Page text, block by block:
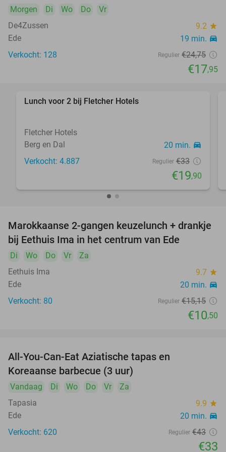
Morgen Di Wo Do
Vr
De4Zussen
9.2 star
Ede 19 min. directions_car
Verkocht: 128 Regulier €24,75
€17,95
Lunch voor 2 bij Fletcher Hotels
Fletcher Hotels
Berg en Dal
20 min. directions_car
Verkocht: 4.887 Regulier €33
€19,90
31%
Marokkaanse 2-gangen keuzelunch + drankje
bij Eethuis Ima in het centrum van Ede
Di Wo Do Vr
Za
Eethuis Ima
9.7 star
Ede 20 min. directions_car
Verkocht: 80 Regulier €15,15
€10,50
All-You-Can-Eat Aziatische tapas en
Koreaanse barbecue (3 uur)
Vandaag Di Wo Do Vr
Za
Tapasia
9.9 star
Ede 20 min. directions_car
Verkocht: 620 Regulier €43
€33